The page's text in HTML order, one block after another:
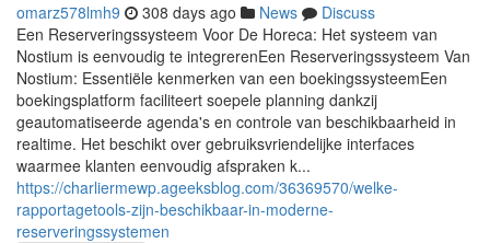
omarz578lmh9 308 days ago News
Discuss
Een Reserveringssysteem Voor De Horeca: Het systeem van
Nostium is eenvoudig te integrerenEen Reserveringssysteem Van
Nostium: Essentiële kenmerken van een boekingssysteemEen
boekingsplatform faciliteert soepele planning dankzij
geautomatiseerde agenda's en controle van beschikbaarheid in
realtime. Het beschikt over gebruiksvriendelijke interfaces
waarmee klanten eenvoudig afspraken k...
https://charliermewp.ageeksblog.com/36369570/welke-
rapportagetools-zijn-beschikbaar-in-moderne-
reserveringssystemen